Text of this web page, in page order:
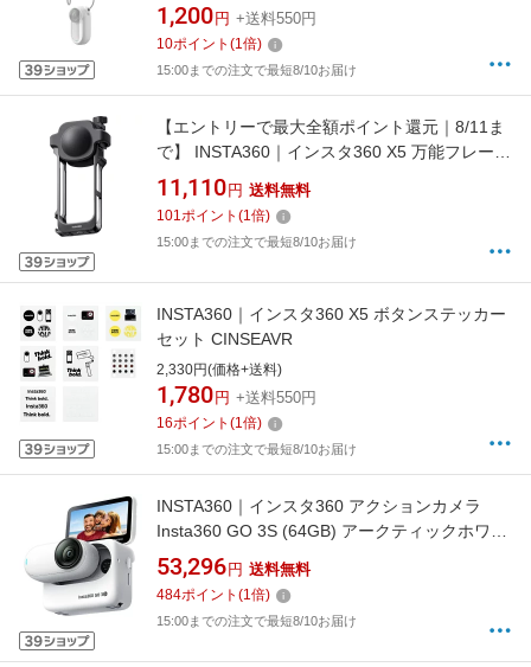
1,200 円 +送料550円
10ポイント (1倍)
15:00までの注文で最短8/10お届け
【エントリーで最大全額ポイント還元｜8/11ま
で】 INSTA360｜インスタ360 X5 万能フレーム
CINSBAHN
11,110 円 送料無料
101ポイント (1倍)
15:00までの注文で最短8/10お届け
INSTA360｜インスタ360 X5 ボタンステッカー
セット CINSEAVR
2,330円(価格+送料)
1,780 円 +送料550円
16ポイント (1倍)
15:00までの注文で最短8/10お届け
INSTA360｜インスタ360 アクションカメラ
Insta360 GO 3S (64GB) アークティックホワイ
ト CINSAATAGO3S06
53,296 円 送料無料
484ポイント (1倍)
15:00までの注文で最短8/10お届け